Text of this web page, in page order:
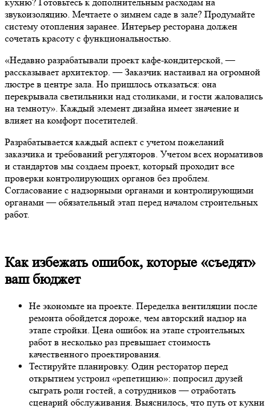
кухню? Готовьтесь к дополнительным расходам на
звукоизоляцию. Мечтаете о зимнем саде в зале? Продумайте
систему отопления заранее. Интерьер ресторана должен
сочетать красоту с функциональностью.
«Недавно разрабатывали проект кафе-кондитерской, —
рассказывает архитектор. — Заказчик настаивал на огромной
люстре в центре зала. Но пришлось отказаться: она
перекрывала светильники над столиками, и гости жаловались
на темноту». Каждый элемент дизайна имеет значение и
влияет на комфорт посетителей.
Разрабатывается каждый аспект с учетом пожеланий
заказчика и требований регуляторов. Учетом всех нормативов
и стандартов мы создаем проект, который проходит все
проверки контролирующих органов без проблем.
Согласование с надзорными органами и контролирующими
органами — обязательный этап перед началом строительных
работ.
Как избежать ошибок, которые «съедят»
ваш бюджет
Не экономьте на проекте. Переделка вентиляции после
ремонта обойдется дороже, чем авторский надзор на
этапе стройки. Цена ошибок на этапе строительных
работ в несколько раз превышает стоимость
качественного проектирования.
Тестируйте планировку. Один ресторатор перед
открытием устроил «репетицию»: попросил друзей
сыграть роли гостей, а сотрудников — отработать
сценарий обслуживания. Выяснилось, что путь от кухни